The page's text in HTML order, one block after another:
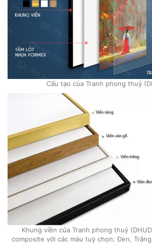
Cấu tạo của Tranh phong thuỷ
Khung viền của Tranh phong thuỷ
composite với các màu tuỳ chọn: Đen,